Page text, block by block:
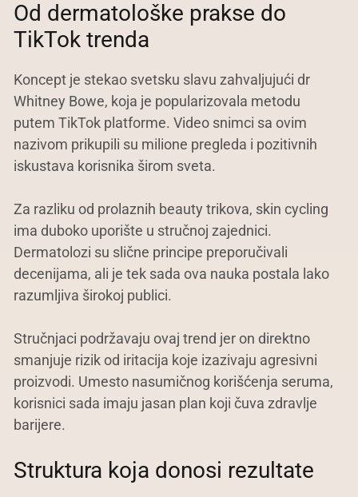
Od dermatološke prakse do
TikTok trenda
Koncept je stekao svetsku slavu zahvaljujući dr
Whitney Bowe, koja je popularizovala metodu
putem TikTok platforme. Video snimci sa ovim
nazivom prikupili su milione pregleda i pozitivnih
iskustava korisnika širom sveta.
Za razliku od prolaznih beauty trikova, skin cycling
ima duboko uporište u stručnoj zajednici.
Dermatolozi su slične principe preporučivali
decenijama, ali je tek sada ova nauka postala lako
razumljiva širokoj publici.
Stručnjaci podržavaju ovaj trend jer on direktno
smanjuje rizik od iritacija koje izazivaju agresivni
proizvodi. Umesto nasumičnog korišćenja seruma,
korisnici sada imaju jasan plan koji čuva zdravlje
barijere.
Struktura koja donosi rezultate